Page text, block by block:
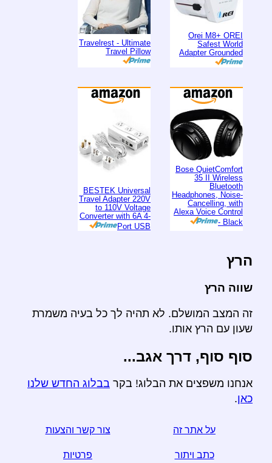
Orei M8+ OREI
Safest World
Adapter Grounded
Travelrest - Ultimate
Travel Pillow
Bose QuietComfort
35 II Wireless
Bluetooth
Headphones, Noise-
Cancelling, with
Alexa Voice Control
- Black
BESTEK Universal
Travel Adapter 220V
to 110V Voltage
Converter with 6A 4-
Port USB
הרץ
שווה הרץ
זה המצב המושלם. לא תהיה לך כל בעיה משמרת
שעון עם הרץ אותו.
סוף סוף, דרך אגב...
אנחנו משפצים את הבלוג! בקר בבלוג החדש שלנו
כאן.
על אתר זה צור קשר והצעות
כתב ויתור פרטיות